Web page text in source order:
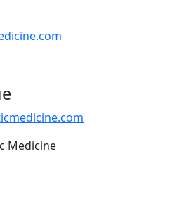
Medicine